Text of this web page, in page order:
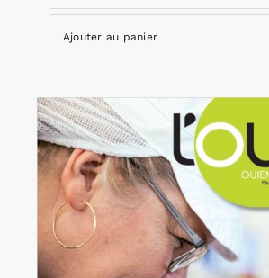
Ajouter au panier